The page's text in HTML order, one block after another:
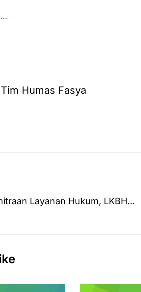
…
Tim Humas Fasya
Layanan Hukum, LKBH
Pengadilan Negeri